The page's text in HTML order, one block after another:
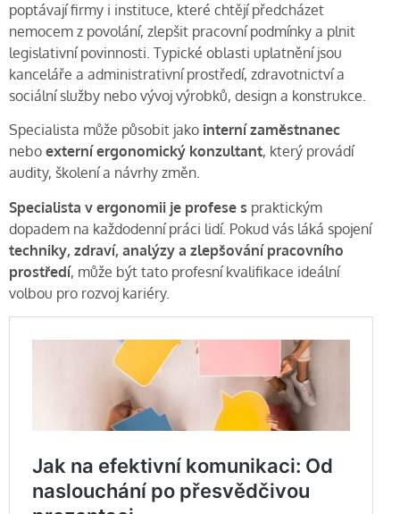
poptávají firmy i instituce, které chtějí předcházet
nemocem z povolání, zlepšit pracovní podmínky a plnit
legislativní povinnosti. Typické oblasti uplatnění jsou
kanceláře a administrativní prostředí, zdravotnictví a
sociální služby nebo vývoj výrobků, design a konstrukce.
Specialista může působit jako interní zaměstnanec
nebo externí ergonomický konzultant, který provádí
audity, školení a návrhy změn.
Specialista v ergonomii je profese s praktickým
dopadem na každodenní práci lidí. Pokud vás láká spojení
techniky, zdraví, analýzy a zlepšování pracovního
prostředí, může být tato profesní kvalifikace ideální
volbou pro rozvoj kariéry.